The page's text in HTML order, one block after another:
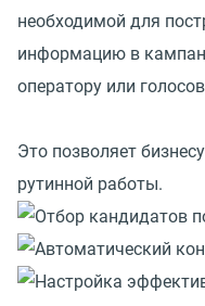
необходимой для
информацию в
оператору или
Это позволяет
рутинной работы.